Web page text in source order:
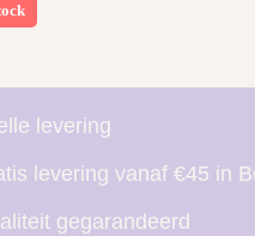
levering
levering vanaf €45 in
gegarandeerd